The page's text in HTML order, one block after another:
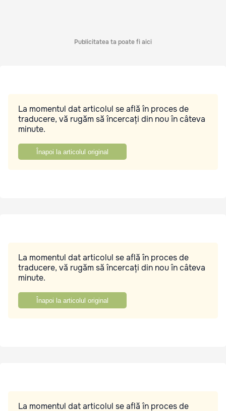
Publicitatea ta poate fi aici
La momentul dat articolul se află în proces de
traducere, vă rugăm să încercați din nou în câteva
minute.
Înapoi la articolul original
La momentul dat articolul se află în proces de
traducere, vă rugăm să încercați din nou în câteva
minute.
Înapoi la articolul original
La momentul dat articolul se află în proces de